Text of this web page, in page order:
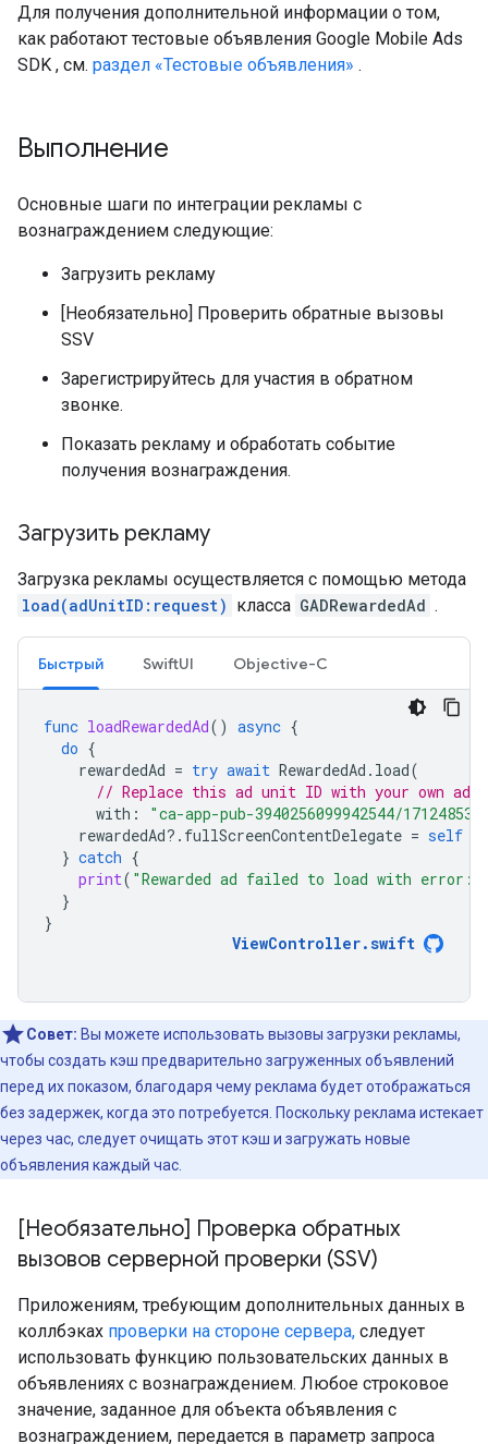
Для получения дополнительной информации о том,
как работают тестовые объявления Google Mobile Ads
SDK , см. раздел «Тестовые объявления» .
Выполнение
Основные шаги по интеграции рекламы с
вознаграждением следующие:
Загрузить рекламу
[Необязательно] Проверить обратные вызовы
SSV
Зарегистрируйтесь для участия в обратном
звонке.
Показать рекламу и обработать событие
получения вознаграждения.
Загрузить рекламу
Загрузка рекламы осуществляется с помощью метода
load(adUnitID:request) класса GADRewardedAd .
Быстрый SwiftUI Objective-C
func loadRewardedAd() async {
do {
rewardedAd = try await RewardedAd . load(
// Replace this ad unit ID with your own ad
with :
"ca-app-pub-3940256099942544/
rewardedAd?. fullScreenContentDelegate = self
} catch {
print( "Rewarded ad failed to load with error:
}
}
ViewController.swift
Совет: Вы можете использовать вызовы загрузки рекламы,
чтобы создать кэш предварительно загруженных объявлений
перед их показом, благодаря чему реклама будет отображаться
без задержек, когда это потребуется. Поскольку реклама истекает
через час, следует очищать этот кэш и загружать новые
объявления каждый час.
[Необязательно] Проверка обратных
вызовов серверной проверки (SSV)
Приложениям, требующим дополнительных данных в
коллбэках проверки на стороне сервера, следует
использовать функцию пользовательских данных в
объявлениях с вознаграждением. Любое строковое
значение, заданное для объекта объявления с
вознаграждением, передается в параметр запроса